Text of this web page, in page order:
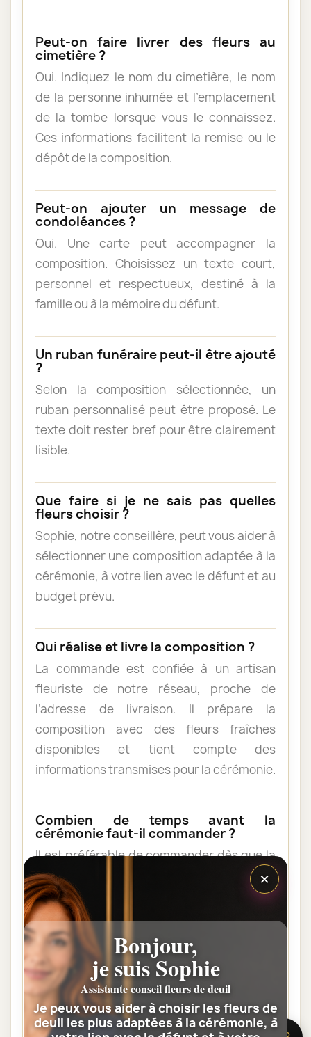
Peut-on faire livrer des fleurs au
cimetière ?
Oui. Indiquez le nom du cimetière, le nom
de la personne inhumée et l’emplacement
de la tombe lorsque vous le connaissez.
Ces informations facilitent la remise ou le
dépôt de la composition.
Peut-on ajouter un message de
condoléances ?
Oui. Une carte peut accompagner la
composition. Choisissez un texte court,
personnel et respectueux, destiné à la
famille ou à la mémoire du défunt.
Un ruban funéraire peut-il être ajouté
?
Selon la composition sélectionnée, un
ruban personnalisé peut être proposé. Le
texte doit rester bref pour être clairement
lisible.
Que faire si je ne sais pas quelles
fleurs choisir ?
Sophie, notre conseillère, peut vous aider à
sélectionner une composition adaptée à la
cérémonie, à votre lien avec le défunt et au
budget prévu.
Qui réalise et livre la composition ?
La commande est confiée à un artisan
fleuriste de notre réseau, proche de
l’adresse de livraison. Il prépare la
composition avec des fleurs fraîches
disponibles et tient compte des
informations transmises pour la cérémonie.
Combien de temps avant la
cérémonie faut-il commander ?
Il est préférable de commander dès que la
date et l’horaire sont connus. Une
commande anticipée facilite l’organisation
et permet au fleuriste de vérifier les
contraintes du lieu de livraison.
Les fleurs peuvent-elles être livrées
au domicile de la famille ?
Oui. Une composition de condoléances
×
Bonjour,
je suis Sophie
Assistante conseil fleurs de deuil
Je peux vous aider à choisir les fleurs de
deuil les plus adaptées à la cérémonie, à